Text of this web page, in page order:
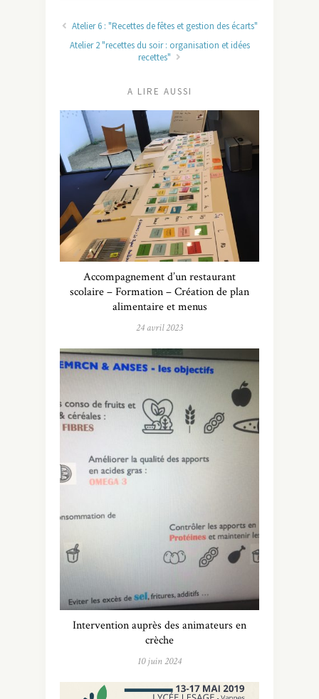
Atelier 6 : "Recettes de fêtes et gestion des écarts"
Atelier 2 "recettes du soir : organisation et idées
recettes"
A LIRE AUSSI
Accompagnement d’un restaurant
scolaire – Formation – Création de plan
alimentaire et menus
24 avril 2023
Intervention auprès des animateurs en
crèche
10 juin 2024